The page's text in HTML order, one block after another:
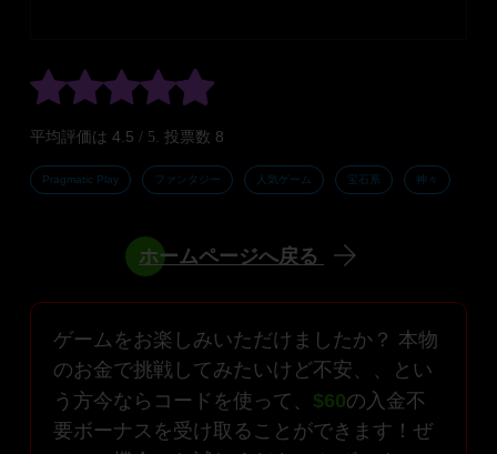
平均評価は 4.5 / 5. 投票数 8
Pragmatic Play ファンタジー 人気ゲーム 宝石系 神々
ホームページへ戻る
ゲームをお楽しみいただけましたか？ 本物
のお金で挑戦してみたいけど不安、、とい
う方今ならコードを使って、 $60の入金不
要ボーナスを受け取ることができます！ぜ